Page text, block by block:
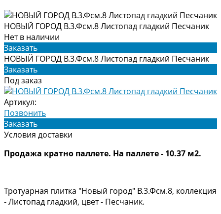
НОВЫЙ ГОРОД В.3.Фсм.8 Листопад гладкий Песчаник
Нет в наличии
Заказать
НОВЫЙ ГОРОД В.3.Фсм.8 Листопад гладкий Песчаник
Заказать
Под заказ
Артикул:
Позвонить
Заказать
Условия доставки
Продажа кратно паллете. На паллете - 10.37 м2.
Тротуарная плитка "Новый город" В.3.Фсм.8, коллекция
- Листопад гладкий, цвет - Песчаник.